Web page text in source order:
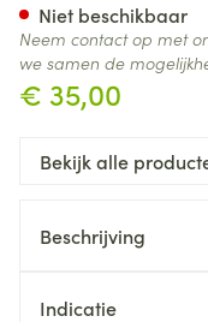
€ 35,00
Niet beschikbaar
Neem contact op met
we samen de
Bekijk alle
Beschrijving
Indicatie